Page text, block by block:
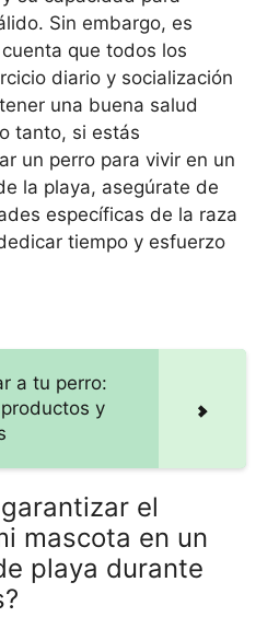
Sin embargo, es
que todos los
diario y socialización
una buena salud
tanto, si estás
un perro para vivir en un
la playa, asegúrate de
específicas de la raza
tiempo y esfuerzo
a tu perro:
y
el
mascota en un
playa durante